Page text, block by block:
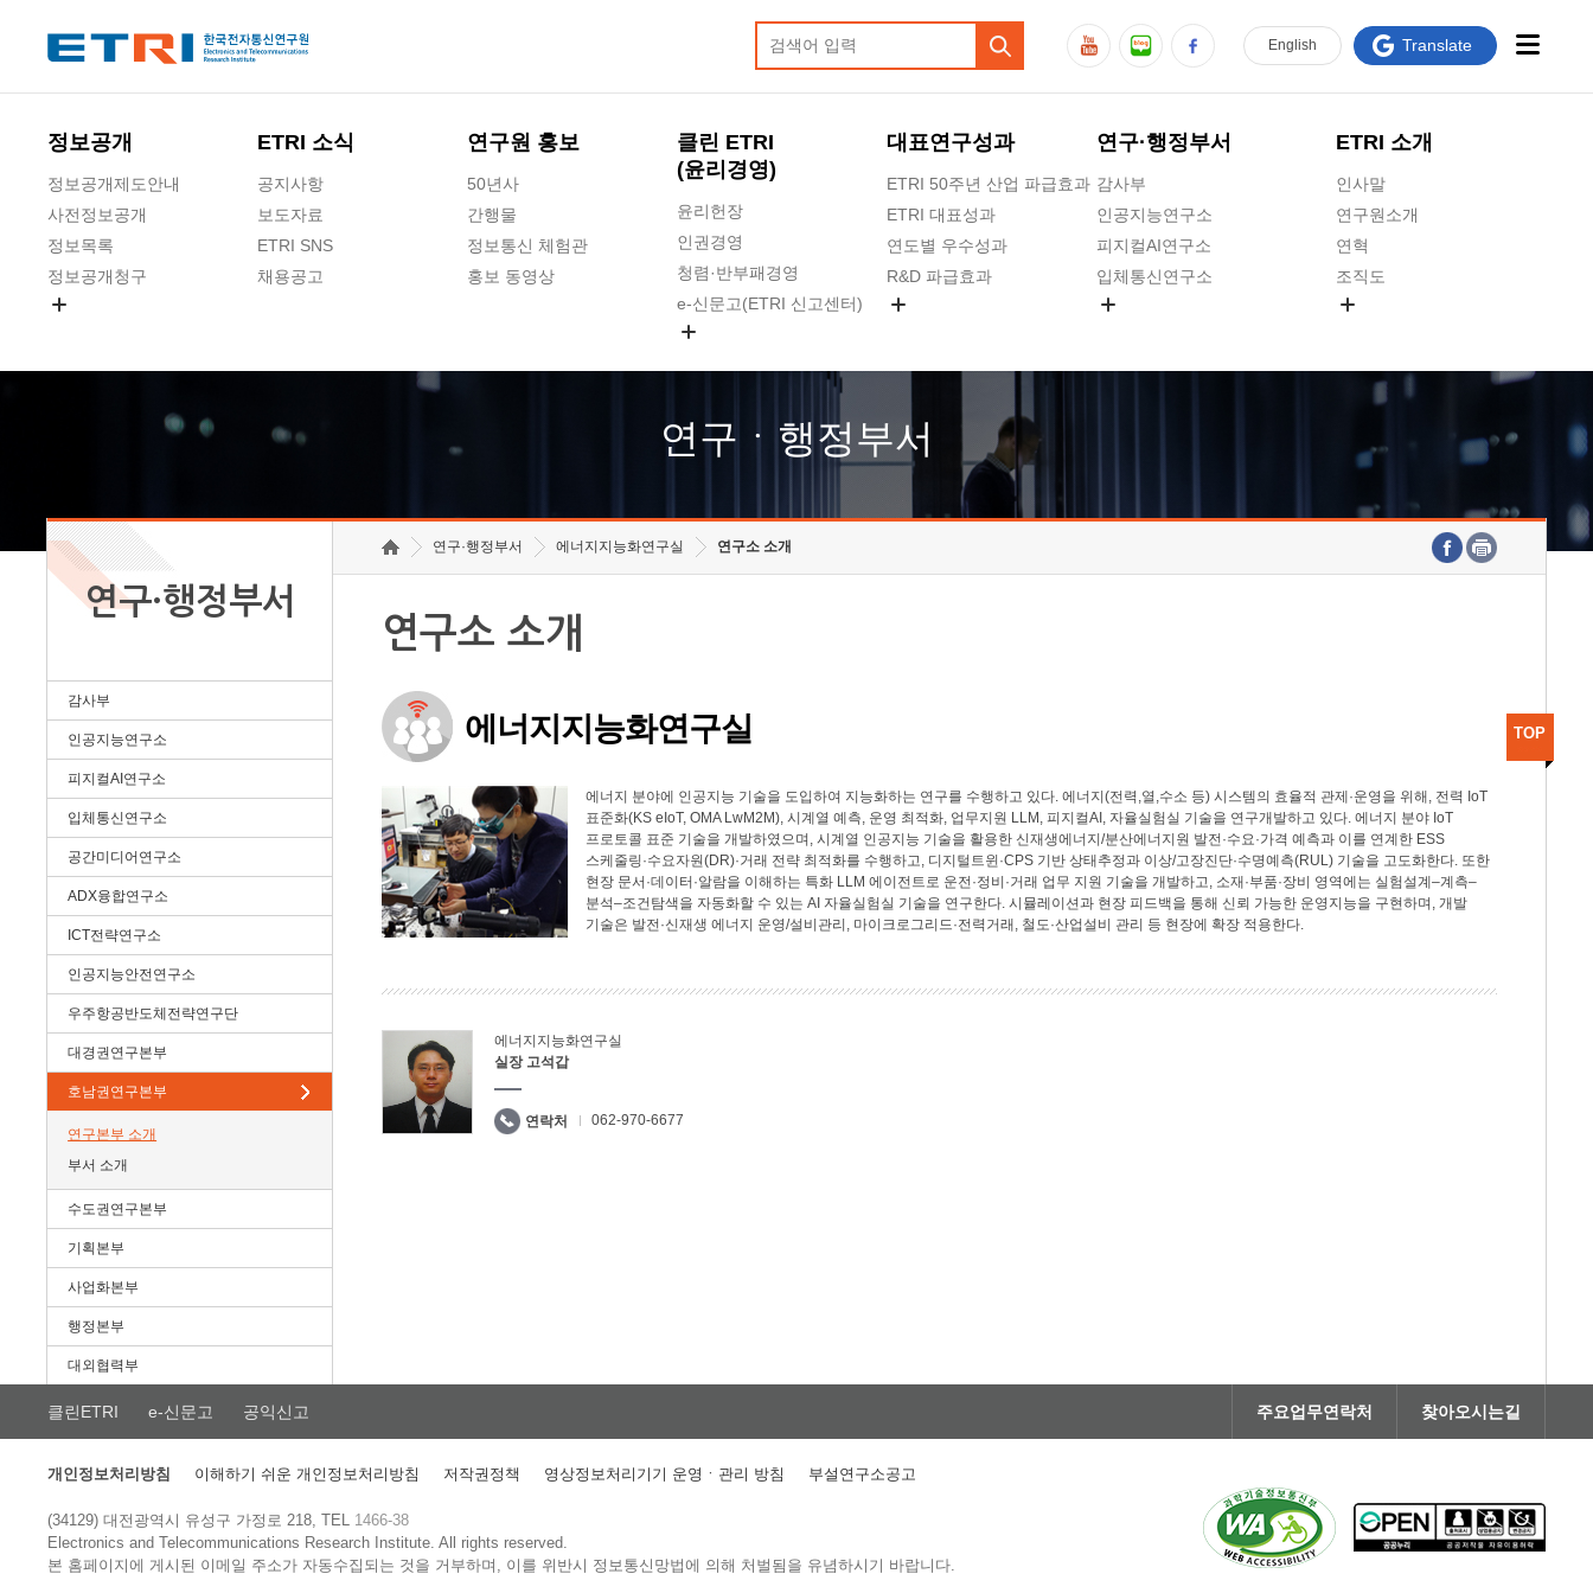
정보공개
정보공개제도안내
사전정보공개
정보목록
정보공개청구
ETRI 소식
공지사항
보도자료
ETRI SNS
채용공고
연구원 홍보
50년사
간행물
정보통신 체험관
홍보 동영상
클린 ETRI
(윤리경영)
윤리헌장
인권경영
청렴·반부패경영
e-신문고(ETRI 신고센터)
고객의소리
수의계약 현황
대표연구성과
ETRI 50주년 산업 파급효과
ETRI 대표성과
연도별 우수성과
R&D 파급효과
연구·행정부서
감사부
인공지능연구소
피지컬AI연구소
입체통신연구소
호남권연구본부
기획본부
ETRI 소개
인사말
연구원소개
연혁
조직도
연구원 고객헌장
주요업무연락처
English Translate
연구ㆍ행정부서
연구·행정부서
감사부
인공지능연구소
피지컬AI연구소
입체통신연구소
공간미디어연구소
ADX융합연구소
ICT전략연구소
인공지능안전연구소
우주항공반도체전략연구단
대경권연구본부
호남권연구본부
연구본부 소개
부서 소개
수도권연구본부
기획본부
사업화본부
행정본부
대외협력부
연구·행정부서 에너지지능화연구실 연구소 소개
연구소 소개
에너지지능화연구실
에너지 분야에 인공지능 기술을 도입하여 지능화하는 연구를 수행하고 있다. 에너지(전력,열,수소 등) 시스템의 효율적 관제·운영을 위해, 전력 IoT
표준화(KS eIoT, OMA LwM2M), 시계열 예측, 운영 최적화, 업무지원 LLM, 피지컬AI, 자율실험실 기술을 연구개발하고 있다. 에너지 분야 IoT
프로토콜 표준 기술을 개발하였으며, 시계열 인공지능 기술을 활용한 신재생에너지/분산에너지원 발전·수요·가격 예측과 이를 연계한 ESS
스케줄링·수요자원(DR)·거래 전략 최적화를 수행하고, 디지털트윈·CPS 기반 상태추정과 이상/고장진단·수명예측(RUL) 기술을 고도화한다. 또한
현장 문서·데이터·알람을 이해하는 특화 LLM 에이전트로 운전·정비·거래 업무 지원 기술을 개발하고, 소재·부품·장비 영역에는 실험설계–계측–
분석–조건탐색을 자동화할 수 있는 AI 자율실험실 기술을 연구한다. 시뮬레이션과 현장 피드백을 통해 신뢰 가능한 운영지능을 구현하며, 개발
기술은 발전·신재생 에너지 운영/설비관리, 마이크로그리드·전력거래, 철도·산업설비 관리 등 현장에 확장 적용한다.
에너지지능화연구실
실장 고석갑
연락처 062-970-6677
TOP
클린ETRI e-신문고 공익신고 주요업무연락처 찾아오시는길
개인정보처리방침 이해하기 쉬운 개인정보처리방침 저작권정책 영상정보처리기기 운영ㆍ관리 방침 부설연구소공고
(34129) 대전광역시 유성구 가정로 218, TEL 1466-38
Electronics and Telecommunications Research Institute.All rights reserved.
본 홈페이지에 게시된 이메일 주소가 자동수집되는 것을 거부하며, 이를 위반시 정보통신망법에 의해 처벌됨을 유념하시기 바랍니다.